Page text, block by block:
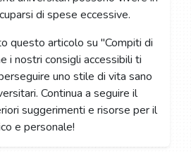
di spese eccessive.
questo articolo su "Compiti di
i nostri consigli accessibili ti
uno stile di vita sano
Continua a seguire il
suggerimenti e risorse per il
e personale!